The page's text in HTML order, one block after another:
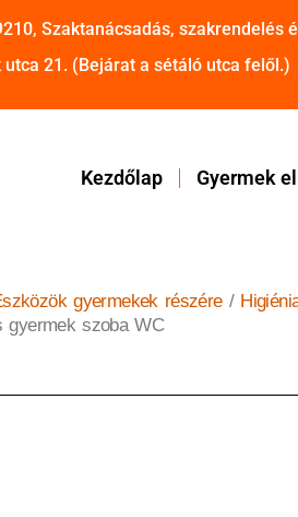
Szaktanácsadás, szakrendelés
utca 21. (Bejárat a sétáló utca felől.)
Kezdőlap Gyermek
gyermekek részére/
gyermek szoba WC